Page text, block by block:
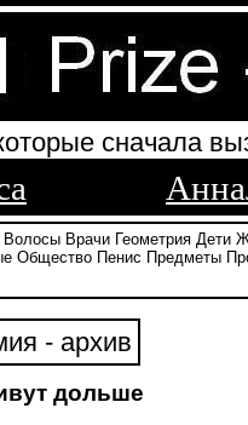
сначала
Волосы Врачи Геометрия Дети
Общество Пенис Предметы
- архив
дольше